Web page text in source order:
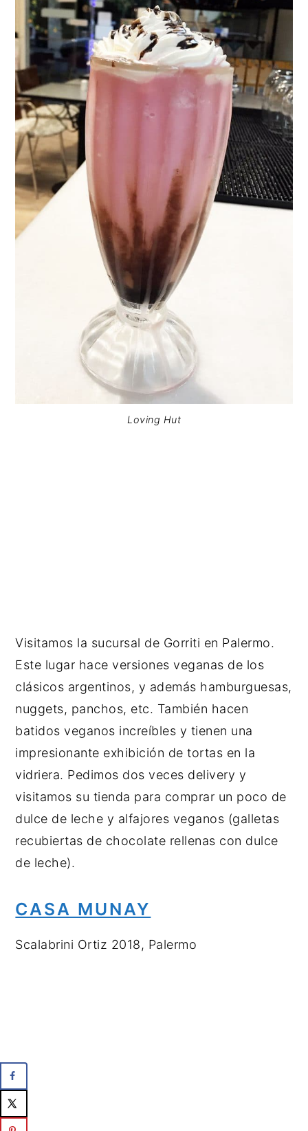
Loving Hut
Visitamos la sucursal de Gorriti en Palermo.
Este lugar hace versiones veganas de los
clásicos argentinos, y además hamburguesas,
nuggets, panchos, etc. También hacen
batidos veganos increíbles y tienen una
impresionante exhibición de tortas en la
vidriera. Pedimos dos veces delivery y
visitamos su tienda para comprar un poco de
dulce de leche y alfajores veganos (galletas
recubiertas de chocolate rellenas con dulce
de leche).
CASA MUNAY
Scalabrini Ortiz 2018, Palermo